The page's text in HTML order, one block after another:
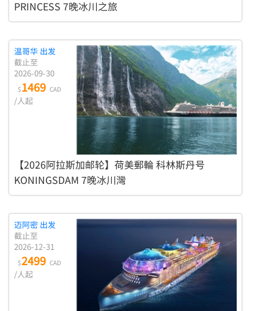
PRINCESS 7晚冰川之旅
温哥华 出发
截止至
2026-09-30
$1469 CAD
/人起
【2026阿拉斯加邮轮】荷美郵輪 科林斯丹号
KONINGSDAM 7晚冰川灣
迈阿密 出发
截止至
2026-12-31
$2499 CAD
/人起